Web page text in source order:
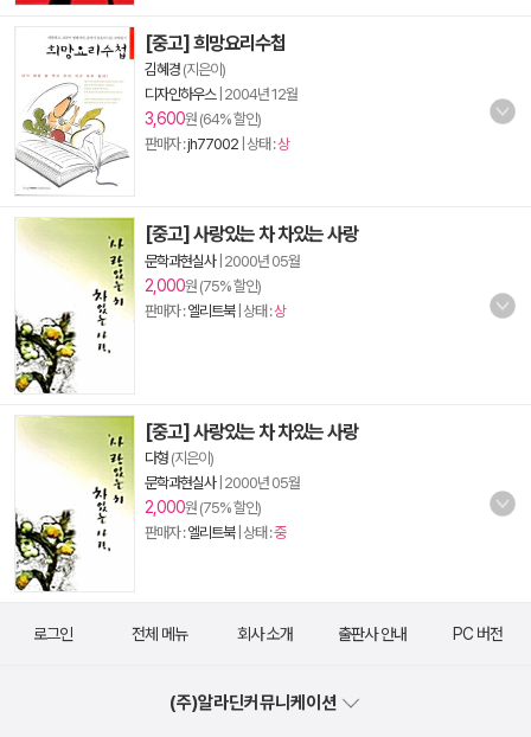
[중고] 희망요리수첩
김혜경 (지은이)
디자인하우스| 2004년 12월
3,600원 (64% 할인)
판매자 :jh77002 | 상태 :상
[중고] 사랑있는 차 차있는 사랑
문학과현실사| 2000년 05월
2,000원 (75% 할인)
판매자 :엘리트북| 상태 :상
[중고] 사랑있는 차 차있는 사랑
다형 (지은이)
문학과현실사| 2000년 05월
2,000원 (75% 할인)
판매자 :엘리트북| 상태 :중
로그인 전체 메뉴 회사 소개 출판사 안내 PC 버전
(주)알라딘커뮤니케이션